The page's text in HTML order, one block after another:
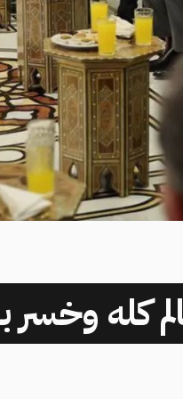
كله وخسر